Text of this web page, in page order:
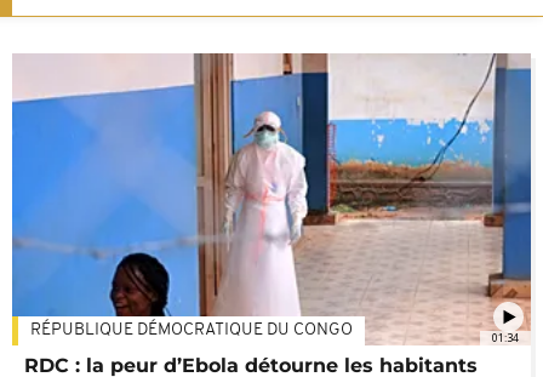
01:34
RÉPUBLIQUE DÉMOCRATIQUE DU CONGO
RDC : la peur d’Ebola détourne les habitants